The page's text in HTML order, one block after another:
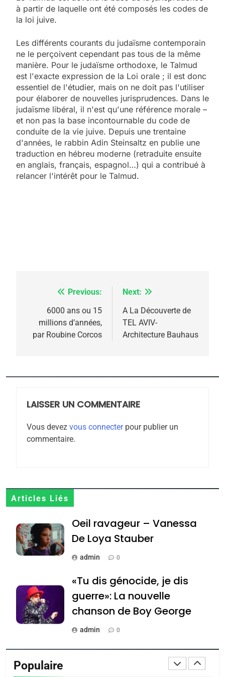
à partir de laquelle ont été composés les codes de
la loi juive.
Les différents courants du judaïsme contemporain
ne le perçoivent cependant pas tous de la même
manière. Pour le judaïsme orthodoxe, le Talmud
est l'exacte expression de la Loi orale ; il est donc
essentiel de l'étudier, mais on ne doit pas l'utiliser
pour élaborer de nouvelles jurisprudences. Dans le
judaïsme libéral, il n'est qu'une référence morale –
et non pas la base incontournable du code de
conduite de la vie juive. Depuis une trentaine
d'années, le rabbin Adin Steinsaltz en publie une
traduction en hébreu moderne (retraduite ensuite
en anglais, français, espagnol…) qui a contribué à
relancer l'intérêt pour le Talmud.
Navigation
l’article
Previous:
6000 ans ou 15
millions d’années,
par Roubine Corcos
Next:
A La Découverte de
TEL AVIV-
Architecture Bauhaus
LAISSER UN COMMENTAIRE
Vous devez vous connecterpour publier un
commentaire.
Articles Liés
Oeil ravageur – Vanessa
De Loya Stauber
admin 0
«Tu dis génocide, je dis
guerre»: La nouvelle
chanson de Boy George
admin 0
Tout sur la Nostalgie
Populaire
2025, l’année la plus
rapport d’ADL contre
FRANCE ISRAÉL
6
Zrihen-Dvir
7
Jacques Hadida
JUDAISME
Maroc : Les amandes de
Tafraout, le miel de Tadla
Azilal consacrés produits
du terroir
MAROC